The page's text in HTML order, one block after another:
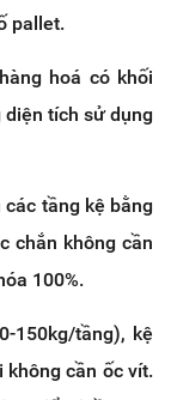
pallet.
hoá có khối
diện tích sử dụng
tầng kệ bằng
chắn không cần
100%.
150kg/tầng), kệ
không cần ốc vít.